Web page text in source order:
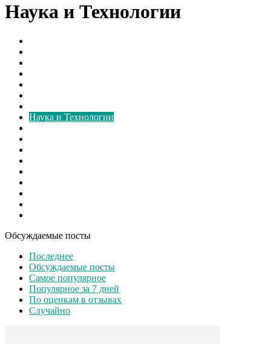
Наука и Технологии
Наука и Технологии
Обсуждаемые посты
Последнее
Обсуждаемые посты
Самое популярное
Популярное за 7 дней
По оценкам в отзывах
Случайно